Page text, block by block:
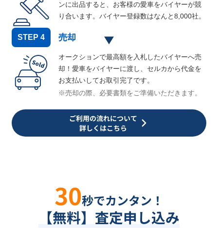
ンに出品すると、お客様の愛車をバイヤーが競
り合います。バイヤー登録数はなんと8,000社。
STEP 4 売却
オークションで最高額を入札したバイヤーへ売
却！愛車をバイヤーに渡し、セルカから代金を
お支払いしてお取引完了です。
※売却の際、必要書類をご準備いただきます。
ご利用の流れについて
詳しくはこちら
30秒でカンタン！
【無料】査定申し込み